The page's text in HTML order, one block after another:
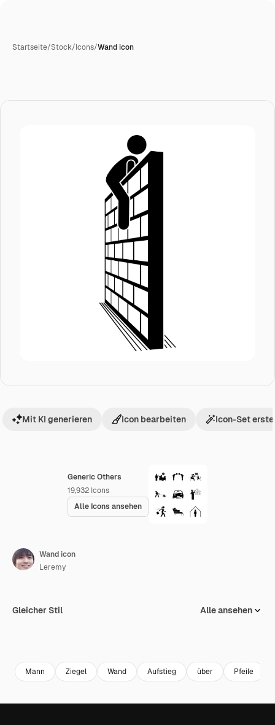
Startseite/Stock/Icons/Wand icon
Generic Others
19,932 Icons
Alle Icons ansehen
Mit KI generieren Icon bearbeiten Icon-Set
Wand icon
Leremy
Gleicher Stil Alle ansehen
Mann Ziegel Wand Aufstieg über Pfeile